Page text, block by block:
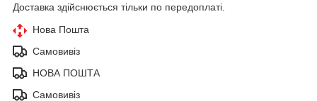
Доставка здійснюється тільки по передоплаті.
Нова Пошта
Самовивіз
НОВА ПОШТА
Самовивіз